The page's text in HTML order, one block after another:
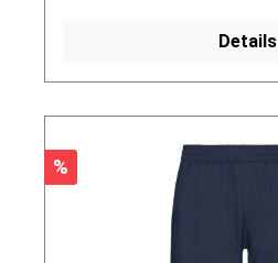
Details
Rabatt
%